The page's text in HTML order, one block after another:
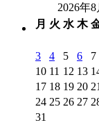
2026年8
月 火 水 木
3
4 5 6 7
10 11 12 13
17 18 19 20 21
24 25 26 27
31